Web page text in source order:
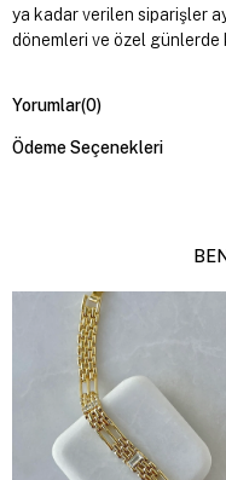
ya kadar verilen siparişler
dönemleri ve özel
Yorumlar(0)
Ödeme Seçenekleri